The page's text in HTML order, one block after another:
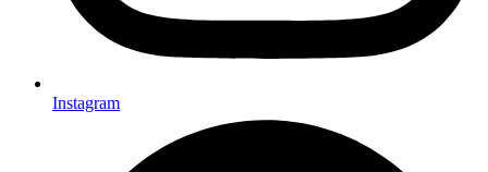
Instagram